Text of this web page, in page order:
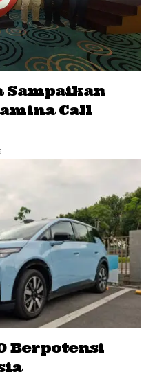
Sampaikan
Call
Berpotensi